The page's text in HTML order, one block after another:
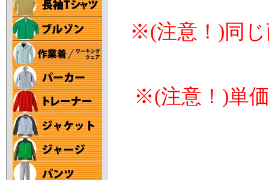
※(注意！)同
※(注意！)単